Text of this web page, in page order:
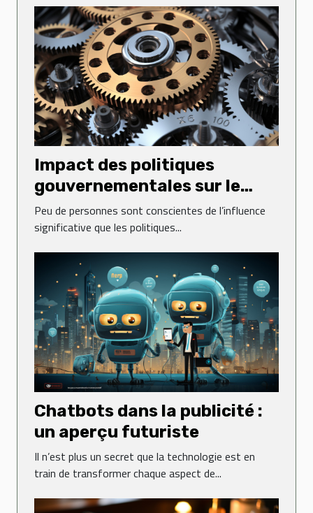
Impact des politiques
gouvernementales sur le
dynamisme des entreprises
Peu de personnes sont conscientes de l’influence
significative que les politiques...
Chatbots dans la publicité :
un aperçu futuriste
Il n’est plus un secret que la technologie est en
train de transformer chaque aspect de...